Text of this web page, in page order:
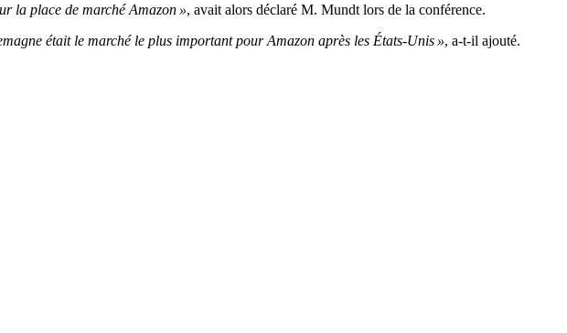
la place de marché Amazon », avait alors déclaré M. Mundt lors de la conférence.
était le marché le plus important pour Amazon après les États-Unis », a-t-il ajouté.